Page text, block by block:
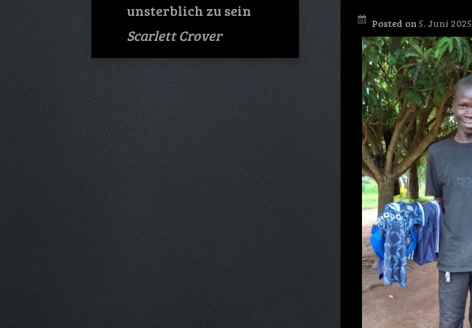
Posted on 5. Juni 2025
unsterblich zu sein
Scarlett Crover